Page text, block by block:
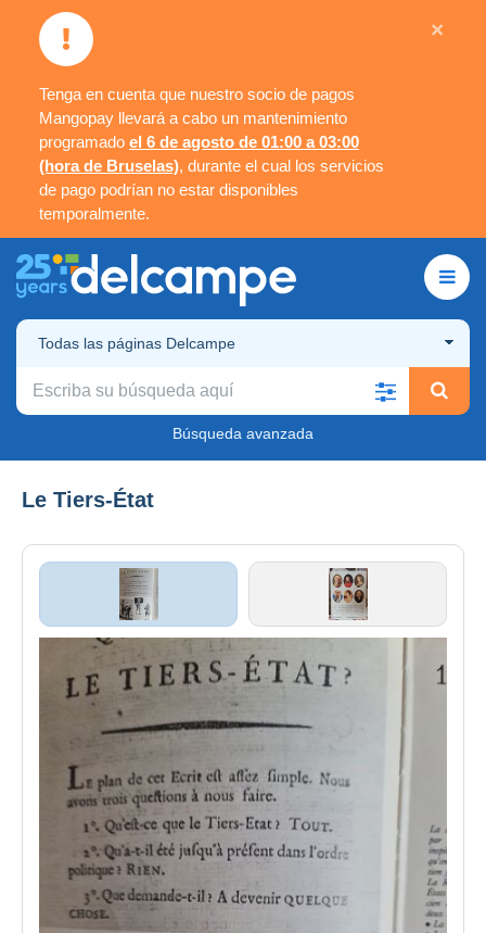
Tenga en cuenta que nuestro socio de pagos
Mangopay llevará a cabo un mantenimiento
programado el 6 de agosto de 01:00 a 03:00
(hora de Bruselas), durante el cual los servicios
de pago podrían no estar disponibles
temporalmente.
×
Todas las páginas Delcampe
Búsqueda avanzada
Le Tiers-État